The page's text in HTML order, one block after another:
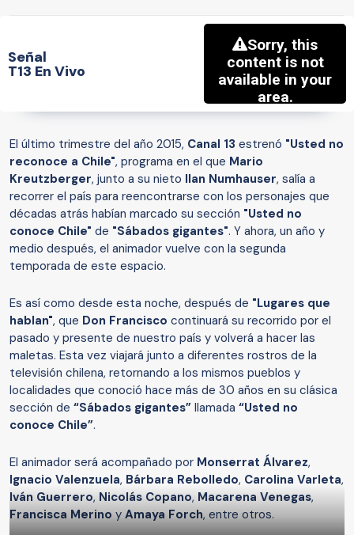
Señal
T13 En Vivo
El último trimestre del año 2015, Canal 13 estrenó "Usted no
reconoce a Chile", programa en el que Mario
Kreutzberger, junto a su nieto Ilan Numhauser, salía a
recorrer el país para reencontrarse con los personajes que
décadas atrás habían marcado su sección "Usted no
conoce Chile" de "Sábados gigantes". Y ahora, un año y
medio después, el animador vuelve con la segunda
temporada de este espacio.
Es así como desde esta noche, después de "Lugares que
hablan", que Don Francisco continuará su recorrido por el
pasado y presente de nuestro país y volverá a hacer las
maletas. Esta vez viajará junto a diferentes rostros de la
televisión chilena, retornando a los mismos pueblos y
localidades que conoció hace más de 30 años en su clásica
sección de “Sábados gigantes” llamada “Usted no
conoce Chile”.
El animador será acompañado por Monserrat Álvarez,
Ignacio Valenzuela, Bárbara Rebolledo, Carolina Varleta,
Iván Guerrero, Nicolás Copano, Macarena Venegas,
Francisca Merino y Amaya Forch, entre otros.